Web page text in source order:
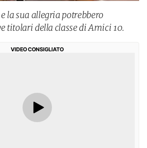
la sua allegria potrebbero
titolari della classe di Amici 10.
VIDEO CONSIGLIATO